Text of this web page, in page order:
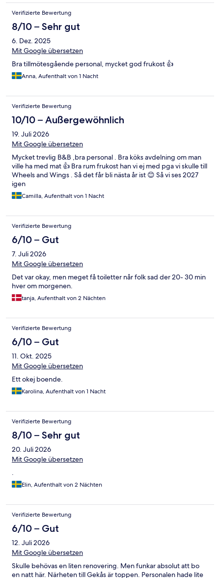
Verifizierte Bewertung
8/10 – Sehr gut
6. Dez. 2025
Mit Google übersetzen
Bra tillmötesgående personal, mycket god frukost 👍
Anna, Aufenthalt von 1 Nacht
Verifizierte Bewertung
10/10 – Außergewöhnlich
19. Juli 2026
Mit Google übersetzen
Mycket trevlig B&B ,bra personal . Bra köks avdelning om man
ville ha med mat 👍 Bra rum frukost han vi ej med pga vi skulle till
Wheels and Wings . Så det får bli nästa år ist 😊 Så vi ses 2027
igen
Camilla, Aufenthalt von 1 Nacht
Verifizierte Bewertung
6/10 – Gut
7. Juli 2026
Mit Google übersetzen
Det var okay, men meget få toiletter når folk sad der 20- 30 min
hver om morgenen.
tanja, Aufenthalt von 2 Nächten
Verifizierte Bewertung
6/10 – Gut
11. Okt. 2025
Mit Google übersetzen
Ett okej boende.
Karolina, Aufenthalt von 1 Nacht
Verifizierte Bewertung
8/10 – Sehr gut
20. Juli 2026
Mit Google übersetzen
.
Elin, Aufenthalt von 2 Nächten
Verifizierte Bewertung
6/10 – Gut
12. Juli 2026
Mit Google übersetzen
Skulle behövas en liten renovering. Men funkar absolut att bo
en natt här. Närheten till Gekås är toppen. Personalen hade lite